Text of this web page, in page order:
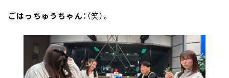
ごはっちゅうちゃん： （笑）。